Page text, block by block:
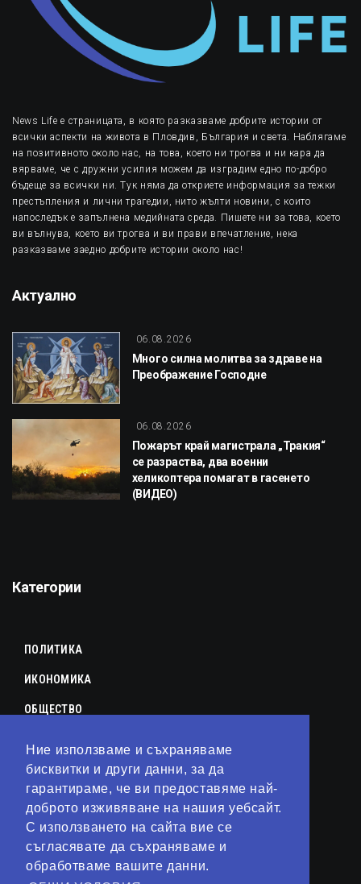
Ние използваме и съхраняваме
бисквитки и други данни, за да
гарантираме, че ви предоставяме най-
доброто изживяване на нашия уебсайт.
С използването на сайта вие се
съгласявате да съхраняваме и
обработваме вашите данни.
News Life е страницата, в която разказваме добрите истории от
всички аспекти на живота в Пловдив, България и света. Наблягаме
на позитивното около нас, на това, което ни трогва и ни кара да
вярваме, че с дружни усилия можем да изградим едно по-добро
бъдеще за всички ни. Тук няма да откриете информация за тежки
престъпления и лични трагедии, нито жълти новини, с които
напоследък е запълнена медийната среда. Пишете ни за това, което
ви вълнува, което ви трогва и ви прави впечатление, нека
разказваме заедно добрите истории около нас!
Актуално
06.08.2026
Много силна молитва за здраве на
Преображение Господне
06.08.2026
Пожарът край магистрала „Тракия“
се разраства, два военни
хеликоптера помагат в гасенето
(ВИДЕО)
Категории
ПОЛИТИКА
ИКОНОМИКА
ОБЩЕСТВО
КУЛТУРА
ЛАЙФСТАЙЛ
ТЕХНОЛОГИИ
АНАЛИЗИ